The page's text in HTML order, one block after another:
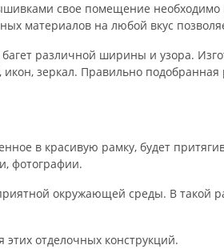
свое помещение
материалов на любой вкус
различной ширины и узора.
зеркал. Правильно
в красивую рамку, будет
фотографии.
окружающей среды. В такой
отделочных конструкций.